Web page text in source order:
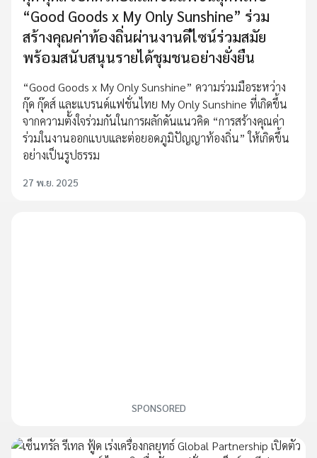
“Good Goods x My Only Sunshine” ร่วม
สร้างคุณค่าท้องถิ่นผ่านงานดีไซน์ร่วมสมัย
พร้อมสนับสนุนรายได้ชุมชนอย่างยั่งยืน
“Good Goods x My Only Sunshine” ความร่วมมือระหว่าง
กุ๊ด กุ๊ดส์ และแบรนด์แฟชั่นไทย My Only Sunshine ที่เกิดขึ้น
จากความตั้งใจร่วมกันในการผลักดันแนวคิด “การสร้างคุณค่า
ร่วมในงานออกแบบและต่อยอดภูมิปัญญาท้องถิ่น” ให้เกิดขึ้น
อย่างเป็นรูปธรรม
27 พ.ย. 2025
SPONSORED